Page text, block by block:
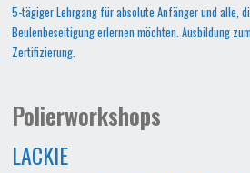
5-tägiger Lehrgang für absolute Anfänger und alle,
Beulenbeseitigung erlernen möchten. Ausbildung
Zertifizierung.
Polierworkshops
LACKIE